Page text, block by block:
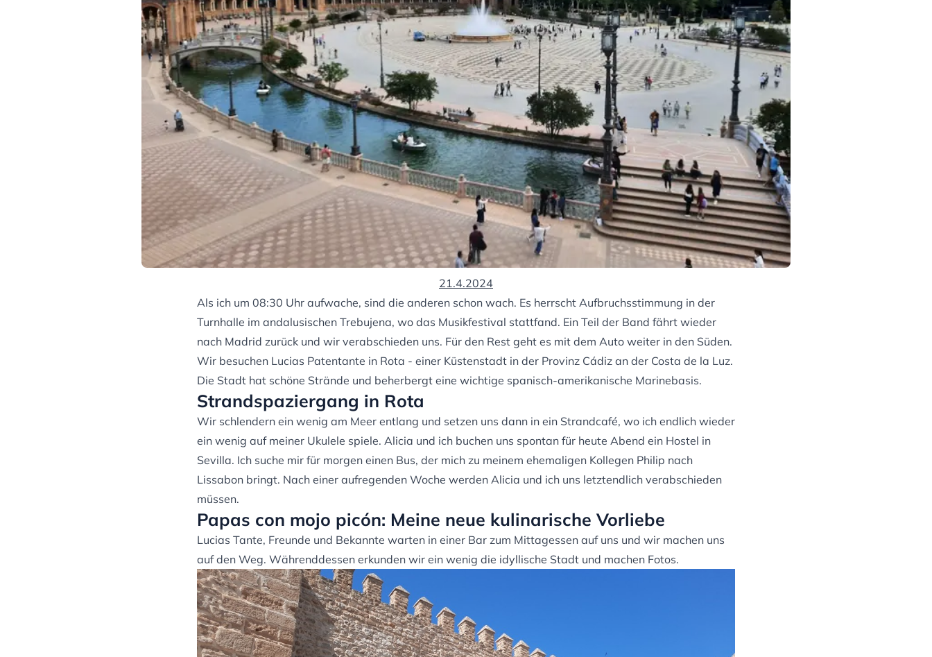
21.4.2024
Als ich um 08:30 Uhr aufwache, sind die anderen schon wach. Es herrscht Aufbruchsstimmung in der
Turnhalle im andalusischen Trebujena, wo das Musikfestival stattfand. Ein Teil der Band fährt wieder
nach Madrid zurück und wir verabschieden uns. Für den Rest geht es mit dem Auto weiter in den Süden.
Wir besuchen Lucias Patentante in Rota - einer Küstenstadt in der Provinz Cádiz an der Costa de la Luz.
Die Stadt hat schöne Strände und beherbergt eine wichtige spanisch-amerikanische Marinebasis.
Strandspaziergang in Rota
Wir schlendern ein wenig am Meer entlang und setzen uns dann in ein Strandcafé, wo ich endlich wieder
ein wenig auf meiner Ukulele spiele. Alicia und ich buchen uns spontan für heute Abend ein Hostel in
Sevilla. Ich suche mir für morgen einen Bus, der mich zu meinem ehemaligen Kollegen Philip nach
Lissabon bringt. Nach einer aufregenden Woche werden Alicia und ich uns letztendlich verabschieden
müssen.
Papas con mojo picón: Meine neue kulinarische Vorliebe
Lucias Tante, Freunde und Bekannte warten in einer Bar zum Mittagessen auf uns und wir machen uns
auf den Weg. Währenddessen erkunden wir ein wenig die idyllische Stadt und machen Fotos.